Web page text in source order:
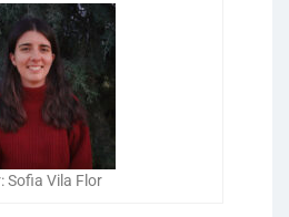
Sofia Vila Flor